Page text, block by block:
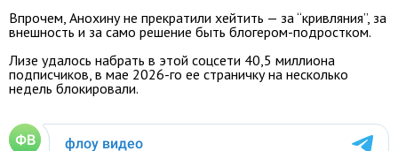
Впрочем, Анохину не прекратили хейтить — за “кривляния”, за
внешность и за само решение быть блогером-подростком.
Лизе удалось набрать в этой соцсети 40,5 миллиона
подписчиков, в мае 2026-го ее страничку на несколько
недель блокировали.